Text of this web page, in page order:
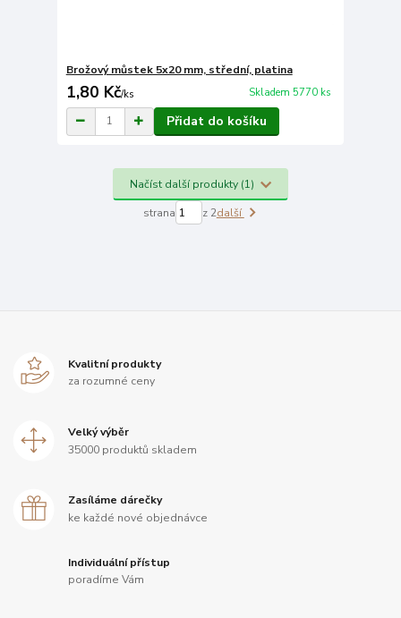
Brožový můstek 5x20 mm, střední, platina
1,80 Kč/ks Skladem 5770 ks
Přidat do košíku
Načíst další produkty (1)
strana z 2další
Kvalitní produkty
za rozumné ceny
Velký výběr
35000 produktů skladem
Zasíláme dárečky
ke každé nové objednávce
Individuální přístup
poradíme Vám